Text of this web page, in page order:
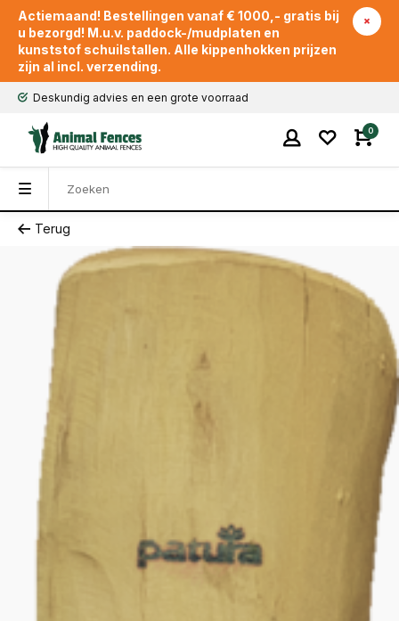
Actiemaand! Bestellingen vanaf € 1000,- gratis bij
u bezorgd! M.u.v. paddock-/mudplaten en
kunststof schuilstallen. Alle kippenhokken prijzen
zijn al incl. verzending.
Deskundig advies en een grote voorraad
0
Terug